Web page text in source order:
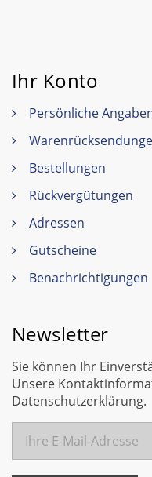
Ihr Konto
Persönliche
Bestellungen
Rückvergütungen
Adressen
Gutscheine
Benachrichtigungen
Newsletter
Sie können Ihr
Unsere
Datenschutzerklärung.